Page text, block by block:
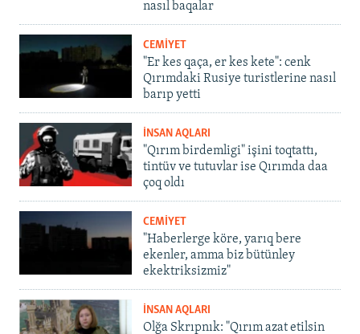
nasıl baqalar
CEMİYET
"Er kes qaça, er kes kete": cenk
Qırımdaki Rusiye turistlerine nasıl
barıp yetti
İNSAN AQLARI
"Qırım birdemligi" işini toqtattı,
tintüv ve tutuvlar ise Qırımda daa
çoq oldı
CEMİYET
"Haberlerge köre, yarıq bere
ekenler, amma biz bütünley
ekektriksizmiz"
İNSAN AQLARI
Olğa Skrıpnık: "Qırım azat etilsin